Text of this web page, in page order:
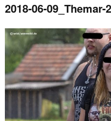
2018-06-09_Themar-